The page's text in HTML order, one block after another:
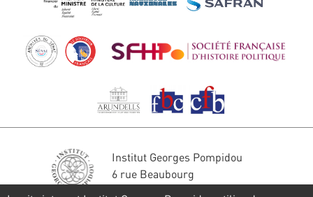
Institut Georges Pompidou
6 rue Beaubourg